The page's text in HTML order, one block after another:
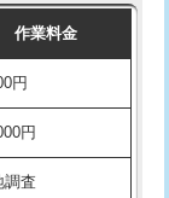
見積
円
円
円
円
作業料金
円
円
調査